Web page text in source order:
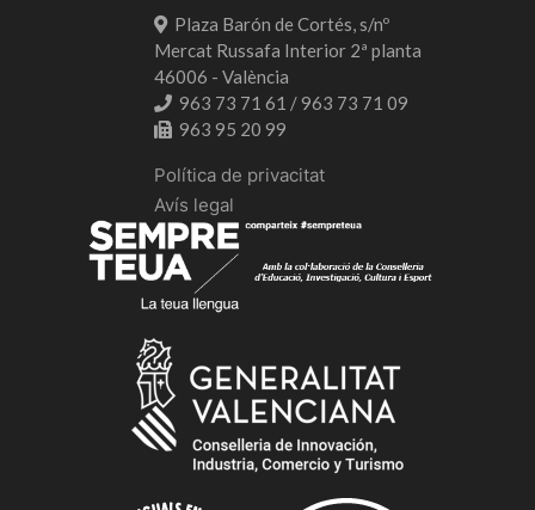
Plaza Barón de Cortés, s/nº
Mercat Russafa Interior 2ª planta
46006 - València
963 73 71 61 / 963 73 71 09
963 95 20 99
Política de privacitat
Avís legal